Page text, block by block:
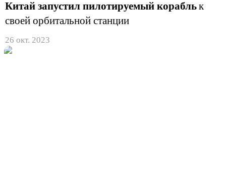
Китай запустил пилотируемый корабльк
своей орбитальной станции
26 окт. 2023